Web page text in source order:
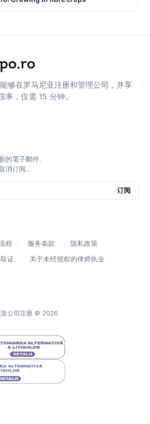
够在罗马尼亚注册和管理公司，并享
率，仅需 15 分钟。
的電子郵件。
消订阅。
订阅
程 服务条款
隐私政策
证 关于未经授权的律师执业
公司注册 © 2026